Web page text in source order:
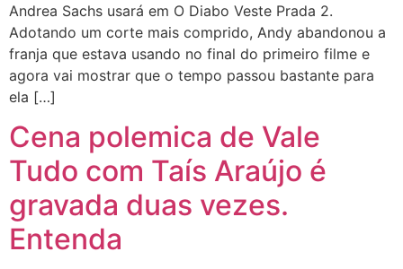
Andrea Sachs usará em O Diabo Veste Prada 2.
Adotando um corte mais comprido, Andy abandonou a
franja que estava usando no final do primeiro filme e
agora vai mostrar que o tempo passou bastante para
ela […]
Cena polemica de Vale
Tudo com Taís Araújo é
gravada duas vezes.
Entenda